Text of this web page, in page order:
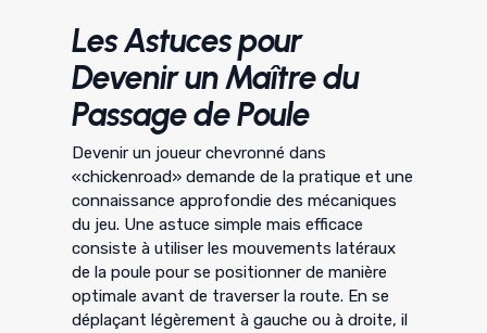
Les Astuces pour
Devenir un Maître du
Passage de Poule
Devenir un joueur chevronné dans
«chickenroad» demande de la pratique et une
connaissance approfondie des mécaniques
du jeu. Une astuce simple mais efficace
consiste à utiliser les mouvements latéraux
de la poule pour se positionner de manière
optimale avant de traverser la route. En se
déplaçant légèrement à gauche ou à droite, il